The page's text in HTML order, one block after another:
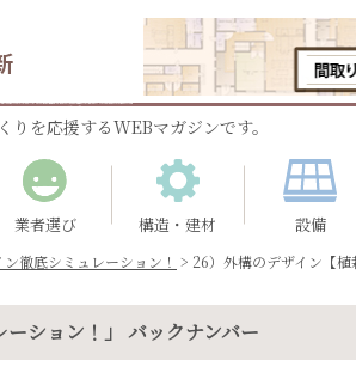
を応援するWEBマガジンです。
業者選び 構造・建材 設備
徹底シミュレーション！ > 26）外構のデザイン【植
ーション！」 バックナンバー